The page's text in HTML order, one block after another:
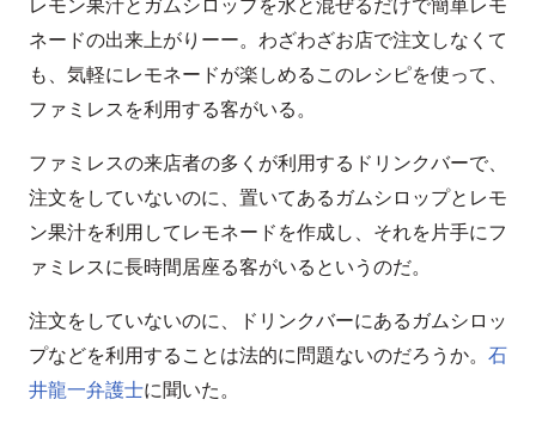
ネードの出来上がりーー。わざわざお店で注文しなくて
も、気軽にレモネードが楽しめるこのレシピを使って、
ファミレスを利用する客がいる。
ファミレスの来店者の多くが利用するドリンクバーで、
注文をしていないのに、置いてあるガムシロップとレモ
ン果汁を利用してレモネードを作成し、それを片手にフ
ァミレスに長時間居座る客がいるというのだ。
注文をしていないのに、ドリンクバーにあるガムシロッ
プなどを利用することは法的に問題ないのだろうか。 石
井龍一弁護士に聞いた。